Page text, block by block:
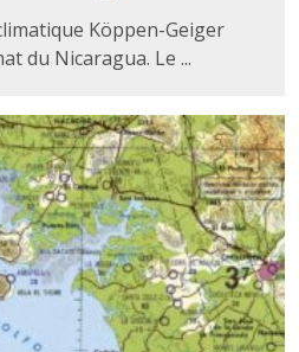
Köppen-Geiger
du Nicaragua. Le ...